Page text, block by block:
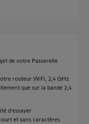
de votre Passerelle
routeur WiFi, 2,4 GHz
que sur la bande 2,4
d'essayer
et sans caractères